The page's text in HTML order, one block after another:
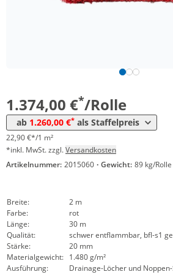
1.374,00 €*/Rolle
ab 1.260,00 €* als Staffelpreis
1.314,00 €
22,90 €*/1 m²
*inkl. MwSt. zzgl.Versandkosten
Artikelnummer: 2015060 · Gewicht: 89 kg/Rolle
Breite:
2 m
Farbe:
rot
Länge:
30 m
Qualität:
schwer entflammbar, bfl-s1
Stärke:
20 mm
Materialgewicht: 1.480 g/m²
Ausführung:
Drainage-Löcher und